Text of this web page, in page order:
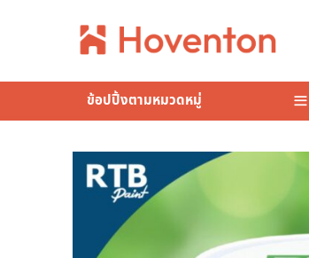
ข้อปปิ้งตามหมวดหมู่